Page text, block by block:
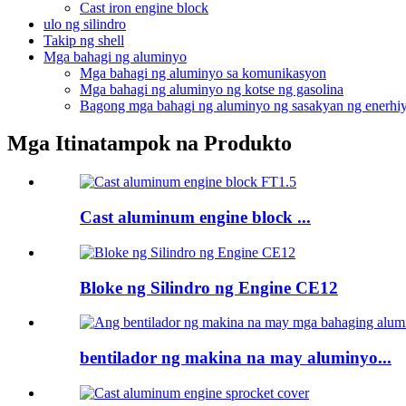
Cast iron engine block
ulo ng silindro
Takip ng shell
Mga bahagi ng aluminyo
Mga bahagi ng aluminyo sa komunikasyon
Mga bahagi ng aluminyo ng kotse ng gasolina
Bagong mga bahagi ng aluminyo ng sasakyan ng
Mga Itinatampok na Produkto
Cast aluminum engine block ...
Bloke ng Silindro ng Engine CE12
bentilador ng makina na may aluminyo...